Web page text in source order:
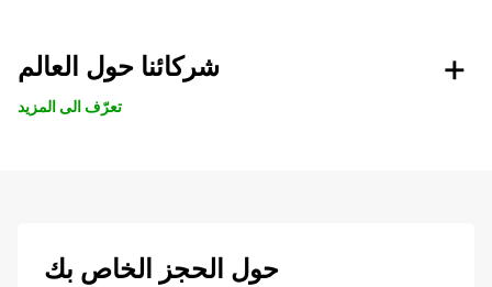
شركائنا حول العالم
تعرّف الى المزيد
حول الحجز الخاص بك